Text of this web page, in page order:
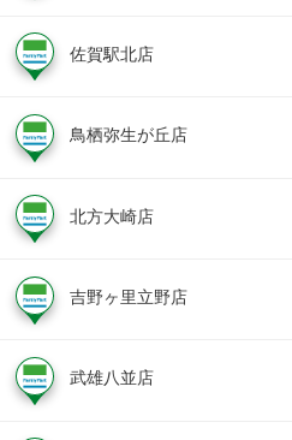
佐賀駅北店
鳥栖弥生が丘店
北方大崎店
吉野ヶ里立野店
武雄八並店